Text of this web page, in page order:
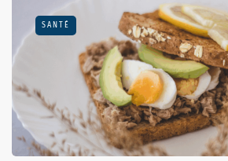
SANTÉ